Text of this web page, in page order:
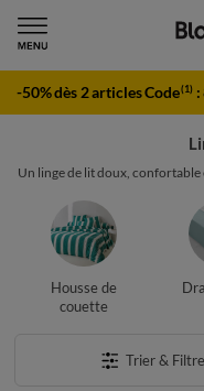
-50% dès 2 articles Code(1) :
Un linge de lit doux, confortable
Housse de
couette
Trier &